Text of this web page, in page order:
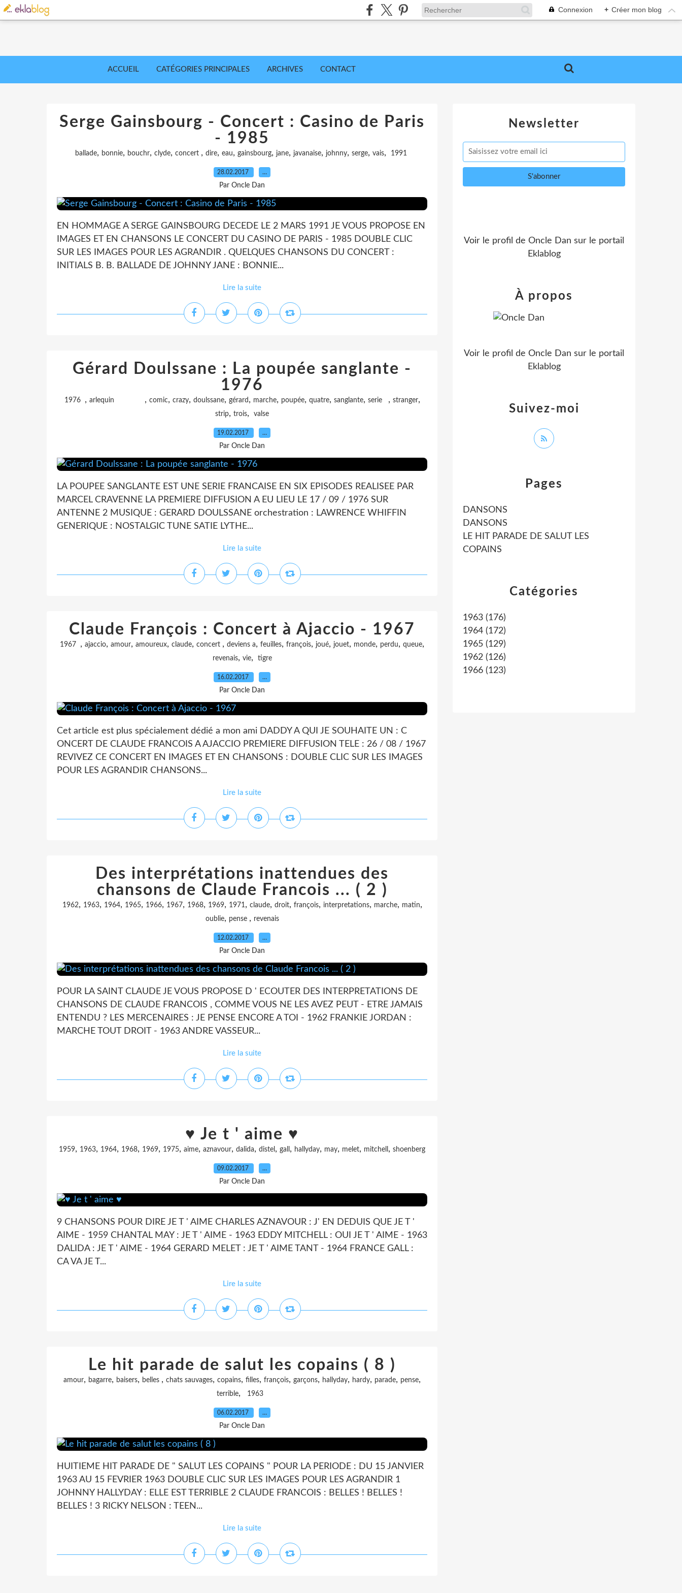
Connexion + Créer mon blog
ACCUEIL CATÉGORIES PRINCIPALES ARCHIVES CONTACT
Serge Gainsbourg - Concert : Casino de Paris
- 1985
ballade, bonnie, bouchr, clyde, concert , dire, eau, gainsbourg, jane, javanaise, johnny, serge, vais, 1991
28.02.2017 …
Par Oncle Dan
EN HOMMAGE A SERGE GAINSBOURG DECEDE LE 2 MARS 1991 JE VOUS PROPOSE EN
IMAGES ET EN CHANSONS LE CONCERT DU CASINO DE PARIS - 1985 DOUBLE CLIC
SUR LES IMAGES POUR LES AGRANDIR . QUELQUES CHANSONS DU CONCERT :
INITIALS B. B. BALLADE DE JOHNNY JANE : BONNIE...
Lire la suite
Gérard Doulssane : La poupée sanglante -
1976
1976 , arlequin , comic, crazy, doulssane, gérard , marche, poupée, quatre, sanglante, serie , stranger,
strip, trois, valse
19.02.2017 …
Par Oncle Dan
LA POUPEE SANGLANTE EST UNE SERIE FRANCAISE EN SIX EPISODES REALISEE PAR
MARCEL CRAVENNE LA PREMIERE DIFFUSION A EU LIEU LE 17 / 09 / 1976 SUR
ANTENNE 2 MUSIQUE : GERARD DOULSSANE orchestration : LAWRENCE WHIFFIN
GENERIQUE : NOSTALGIC TUNE SATIE LYTHE...
Lire la suite
Claude François : Concert à Ajaccio - 1967
1967 , ajaccio, amour, amoureux, claude, concert , deviens a, feuilles, françois, joué, jouet, monde, perdu, queue,
revenais, vie, tigre
16.02.2017 …
Par Oncle Dan
Cet article est plus spécialement dédié a mon ami DADDY A QUI JE SOUHAITE UN : C
ONCERT DE CLAUDE FRANCOIS A AJACCIO PREMIERE DIFFUSION TELE : 26 / 08 / 1967
REVIVEZ CE CONCERT EN IMAGES ET EN CHANSONS : DOUBLE CLIC SUR LES IMAGES
POUR LES AGRANDIR CHANSONS...
Lire la suite
Des interprétations inattendues des
chansons de Claude Francois ... ( 2 )
1962, 1963, 1964, 1965, 1966, 1967, 1968, 1969, 1971, claude, droit, françois, interpretations, marche, matin,
oublie, pense , revenais
12.02.2017 …
Par Oncle Dan
POUR LA SAINT CLAUDE JE VOUS PROPOSE D ' ECOUTER DES INTERPRETATIONS DE
CHANSONS DE CLAUDE FRANCOIS , COMME VOUS NE LES AVEZ PEUT - ETRE JAMAIS
ENTENDU ? LES MERCENAIRES : JE PENSE ENCORE A TOI - 1962 FRANKIE JORDAN :
MARCHE TOUT DROIT - 1963 ANDRE VASSEUR...
Lire la suite
♥ Je t ' aime ♥
1959, 1963, 1964, 1968, 1969, 1975, aime, aznavour, dalida, distel , gall , hallyday, may, melet, mitchell , shoenberg
09.02.2017 …
Par Oncle Dan
9 CHANSONS POUR DIRE JE T ' AIME CHARLES AZNAVOUR : J' EN DEDUIS QUE JE T '
AIME - 1959 CHANTAL MAY : JE T ' AIME - 1963 EDDY MITCHELL : OUI JE T ' AIME - 1963
DALIDA : JE T ' AIME - 1964 GERARD MELET : JE T ' AIME TANT - 1964 FRANCE GALL :
CA VA JE T...
Lire la suite
Le hit parade de salut les copains ( 8 )
amour, bagarre, baisers, belles , chats sauvages, copains, filles, françois, garçons, hallyday, hardy, parade, pense,
terrible, 1963
06.02.2017 …
Par Oncle Dan
HUITIEME HIT PARADE DE " SALUT LES COPAINS " POUR LA PERIODE : DU 15 JANVIER
1963 AU 15 FEVRIER 1963 DOUBLE CLIC SUR LES IMAGES POUR LES AGRANDIR 1
JOHNNY HALLYDAY : ELLE EST TERRIBLE 2 CLAUDE FRANCOIS : BELLES ! BELLES !
BELLES ! 3 RICKY NELSON : TEEN...
Lire la suite
Newsletter
Catégories
1963 (176)
1964 (172)
1965 (129)
1962 (126)
1966 (123)
Pages
DANSONS
DANSONS
LE HIT PARADE DE SALUT LES
COPAINS
Voir le profil de Oncle Dan sur le portail
Eklablog
Suivez-moi
À propos
Voir le profil de Oncle Dan sur le portail
Eklablog